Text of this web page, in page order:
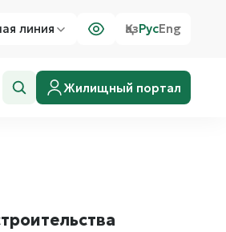
линия ҚазРусEng
Жилищный портал